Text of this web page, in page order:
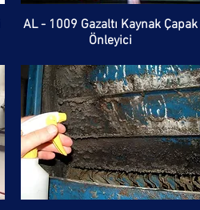
AL - 1009 Gazaltı Kaynak Çapak
Önleyici